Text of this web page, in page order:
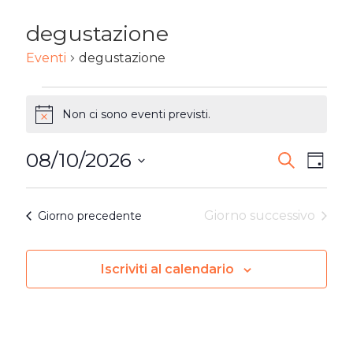
degustazione
Eventi degustazione
EVENTI
FOR
10
AGOSTO
2026
NoticeNon ci sono eventi previsti.
EVENTI
E
VISTE
Cerca
08/10/2026
Seleziona
la Giorno precedente Giorno successivo
Iscriviti al calendario